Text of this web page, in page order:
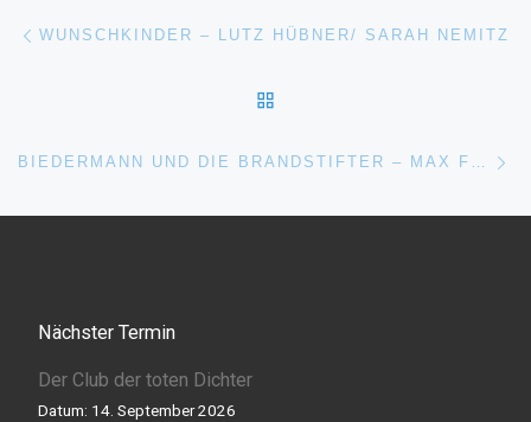
Beitragsnavigation
WUNSCHKINDER – LUTZ HÜBNER/ SARAH NEMITZ
BIEDERMANN UND DIE BRANDSTIFTER – MAX FRISCH
Nächster Termin
Der Club der toten Dichter
Datum: 14. September 2026